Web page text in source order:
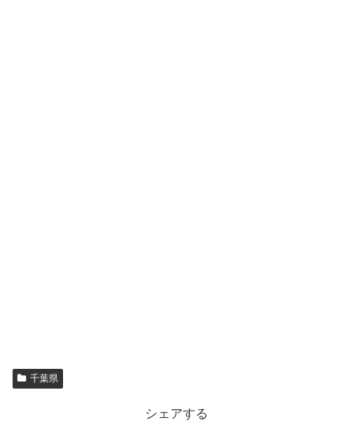
千葉県
シェアする